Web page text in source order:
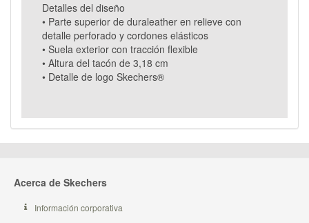
Detalles del diseño
• Parte superior de duraleather en relieve con
detalle perforado y cordones elásticos
• Suela exterior con tracción flexible
• Altura del tacón de 3,18 cm
• Detalle de logo Skechers®
Acerca de Skechers
Información corporativa